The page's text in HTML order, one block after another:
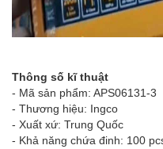
Thông số kĩ thuật
- Mã sản phẩm: APS06131-3
- Thương hiệu: Ingco
- Xuất xứ: Trung Quốc
- Khả năng chứa đinh: 100